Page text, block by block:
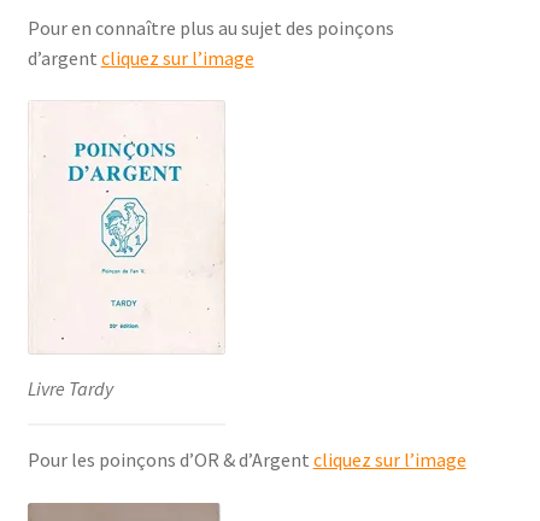
Pour en connaître plus au sujet des poinçons
d’argent cliquez sur l’image
Livre Tardy
Pour les poinçons d’OR & d’Argent cliquez sur l’image